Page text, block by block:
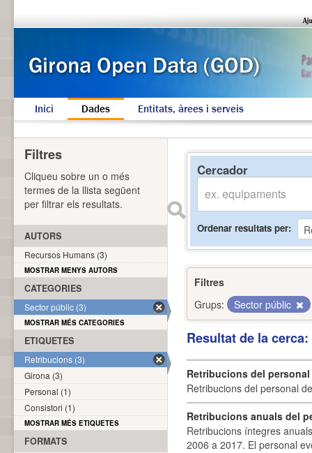
Inici Dades Entitats, àrees i serveis
Cercador
Ordenar resultats per
Filtres
Grups:
Sector públic
Resultat de la
Retribucions del
Retribucions del personal
Retribucions anuals del
Retribucions íntegres
2006 a 2017. El personal
Filtres
Cliqueu sobre un o més
termes de la llista següent
per filtrar els resultats.
AUTORS
Recursos Humans (3)
MOSTRAR MENYS AUTORS
CATEGORIES
Sector públic (3)
MOSTRAR MÉS CATEGORIES
ETIQUETES
Retribucions (3)
Girona (3)
Personal (1)
Consistori (1)
MOSTRAR MÉS ETIQUETES
FORMATS